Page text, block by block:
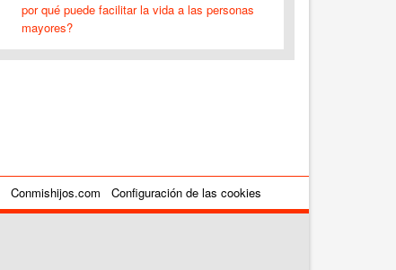
por qué puede facilitar la vida a las personas
mayores?
Conmishijos.com Configuración de las cookies